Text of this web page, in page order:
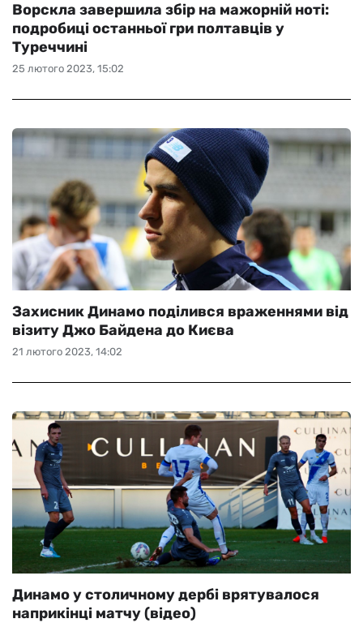
25 лютого 2023, 15:02
Ворскла завершила збір на мажорній ноті:
подробиці останньої гри полтавців у
Туреччині
21 лютого 2023, 14:02
Захисник Динамо поділився враженнями від
візиту Джо Байдена до Києва
Динамо у столичному дербі врятувалося
наприкінці матчу (відео)